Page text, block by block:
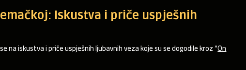
Iskustva i priče uspješnih
na iskustva i priče uspješnih ljubavnih veza koje su se dogodile kroz “On